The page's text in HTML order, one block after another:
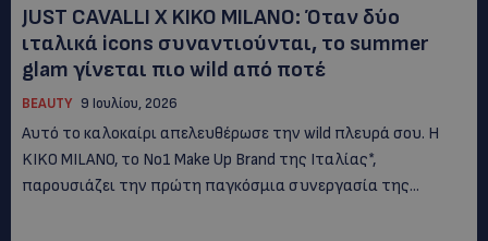
JUST CAVALLI X KIKO MILANO: Όταν δύο
ιταλικά icons συναντιούνται, το summer
glam γίνεται πιο wild από ποτέ
BEAUTY 9 Ιουλίου, 2026
Αυτό το καλοκαίρι απελευθέρωσε την wild πλευρά σου. Η
KIKO MILANO, το Νο1 Make Up Brand της Ιταλίας*,
παρουσιάζει την πρώτη παγκόσμια συνεργασία της...